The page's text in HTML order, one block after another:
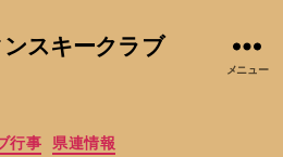
スキークラブ
メニュー
カ
行事 県連情報